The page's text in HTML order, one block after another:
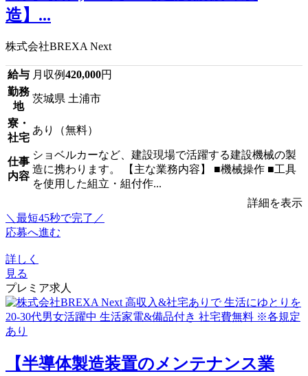
造】...
株式会社BREXA Next
給与 月収例420,000円
勤務
地
茨城県 土浦市
寮・
社宅
あり（無料）
仕事
内容
ショベルカーなど、建設現場で活躍する建設機械の製
造に携わります。 【主な業務内容】 ■機械操作 ■工具
を使用した組立・組付作...
詳細を表示
＼最短45秒で完了／
応募へ進む
詳しく
見る
プレミア求人
【半導体製造装置のメンテナンス業